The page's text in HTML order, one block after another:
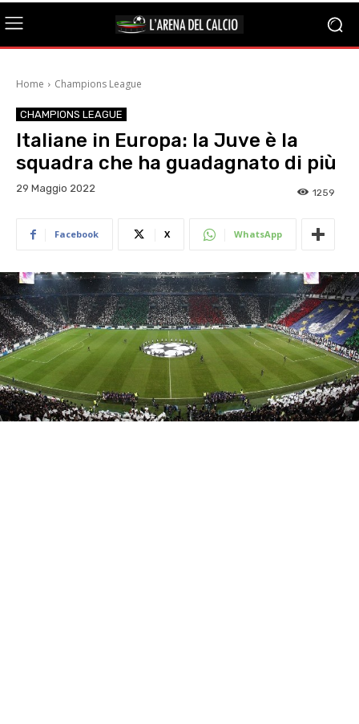
Home Champions League
CHAMPIONS LEAGUE
Italiane in Europa: la Juve è la
squadra che ha guadagnato di più
29 Maggio 2022 1259
Facebook X WhatsApp